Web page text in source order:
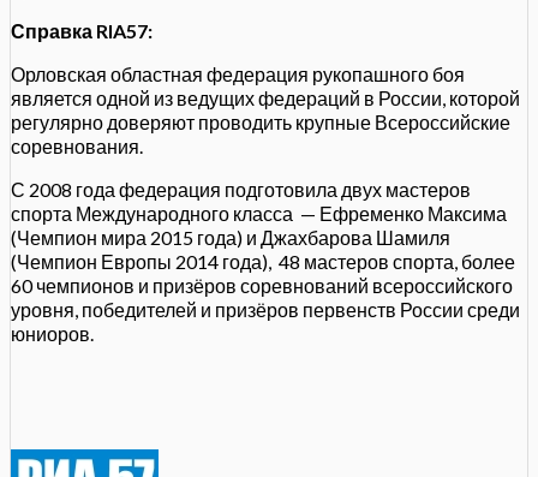
Справка RIA57:
Орловская областная федерация рукопашного боя
является одной из ведущих федераций в России, которой
регулярно доверяют проводить крупные Всероссийские
соревнования.
С 2008 года федерация подготовила двух мастеров
спорта Международного класса — Ефременко Максима
(Чемпион мира 2015 года) и Джахбарова Шамиля
(Чемпион Европы 2014 года), 48 мастеров спорта, более
60 чемпионов и призёров соревнований всероссийского
уровня, победителей и призёров первенств России среди
юниоров.